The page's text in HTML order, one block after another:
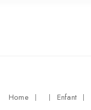
Home Enfant